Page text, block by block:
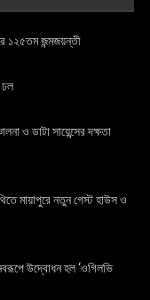
১২৫তম জন্মজয়ন্তী
ঢল
ও ডাটা সায়েন্সের দক্ষতা
মায়াপুরে নতুন গেস্ট হাউস ও
উদ্বোধন হল ‘ওগিলভি